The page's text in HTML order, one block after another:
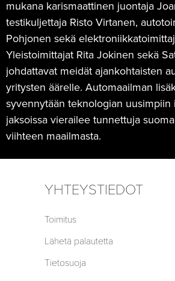
mukana karismaattinen juontaja
testikuljettaja Risto Virtanen,
Pohjonen sekä
Yleistoimittajat Rita Jokinen sekä
johdattavat meidät ajankohtaisten
yritysten äärelle. Automaailman
syvennytään teknologian uusimpiin
jaksoissa vierailee tunnettuja
viihteen maailmasta.
YHTEYSTIEDOT
Toimitus
Lähetä palautetta
Tietosuoja